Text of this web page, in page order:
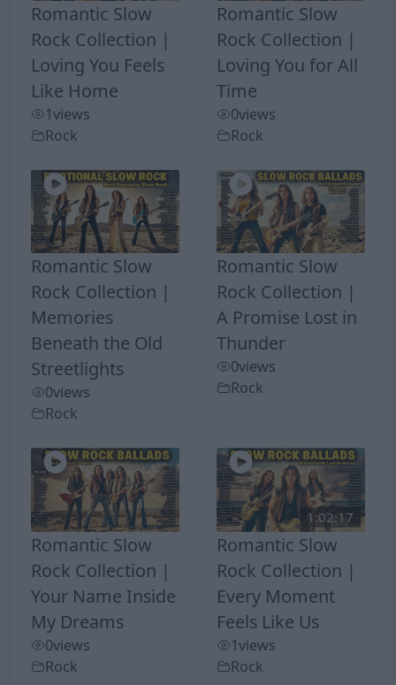
Romantic Slow
Rock Collection |
Loving You Feels
Like Home
1views
Rock
Romantic Slow
Rock Collection |
Loving You for All
Time
0views
Rock
Romantic Slow
Rock Collection |
Memories
Beneath the Old
Streetlights
0views
Rock
Romantic Slow
Rock Collection |
A Promise Lost in
Thunder
0views
Rock
Romantic Slow
Rock Collection |
Your Name Inside
My Dreams
0views
Rock
1:02:17
Romantic Slow
Rock Collection |
Every Moment
Feels Like Us
1views
Rock